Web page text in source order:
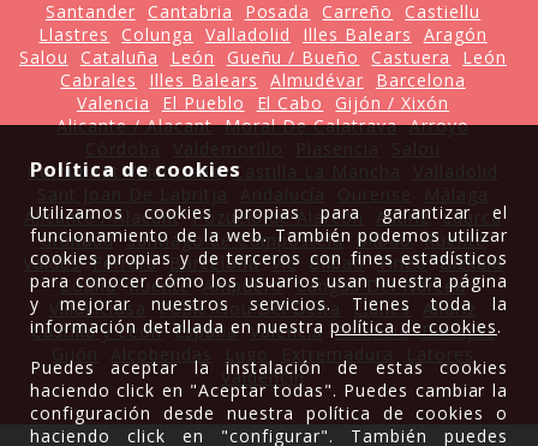
Santander
Cantabria Posada Carreño
Castiellu
Llastres
Colunga Valladolid Illes Balears
Aragón
Salou
Cataluña León Gueñu / Bueño Castuera
León
Cabrales
Illes Balears Almudévar
Barcelona
Valencia
El Pueblo El Cabo
Gijón / Xixón
Alicante / Alacant Moral De Calatrava Arroyo
Comunitat Valenciana Castilla La Mancha
Alicante / Alacant Pozuelo de Alarcón Allariz
Luarca
Granada Santiago de Compostela Bilbao Ruente
Valdés Ferrera Barcelona Vic Bilbao Tineo Bizkaia
Coaña Ruente Ampuero Cangas Del Narcea
Villaviciosa
Poble Nou Del Delta Llanes
Allariz
Castilla y León España Valencia Palencia Badajoz
Valdencin
Política de cookies
Utilizamos cookies propias para garantizar el
funcionamiento de la web. También podemos utilizar
cookies propias y de terceros con fines estadísticos
para conocer cómo los usuarios usan nuestra página
y mejorar nuestros servicios. Tienes toda la
información detallada en nuestrapolítica de cookies.
Puedes aceptar la instalación de estas cookies
haciendo click en "Aceptar todas". Puedes cambiar la
configuración desde nuestra política de cookies o
haciendo click en "configurar". También puedes